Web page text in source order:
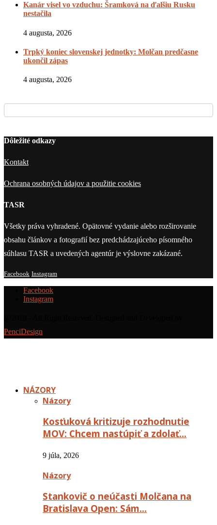
Kanár visel vo vzduchu: Šramková na ďalšiu Rusku
nestačila
4 augusta, 2026
Trpký koniec slovenskej jednotky: Molčan predčasne
ukončil zápas
4 augusta, 2026
Dôležité odkazy
Kontakt
Ochrana osobných údajov a použitie cookies
TASR
Všetky práva vyhradené. Opätovné vydanie alebo rozširovanie
obsahu článkov a fotografií bez predchádzajúceho písomného
súhlasu TASR a uvedených agentúr je výslovne zakázané.
Facebook Instagram
Facebook
Instagram
PenciDesign
NÁZORY
Názory
Kosťuková kritizuje rozhodnutie
MOV: Chcem nastúpiť a zdolať…
9 júla, 2026
Názory
Stankovič o neúčasti Molčana na
Bratislava Open: Sám…